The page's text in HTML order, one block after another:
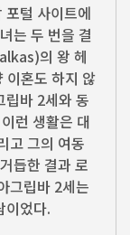
포털 사이트에
는 두 번을 결
의 왕 헤
이혼도 하지 않
립바 2세와 동
런 생활은 대
고 그의 여동
듭한 결과 로
그립바 2세는
이었다.